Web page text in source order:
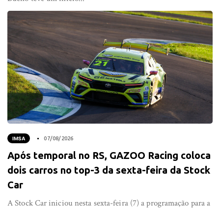
IMSA 07/08/2026
Após temporal no RS, GAZOO Racing coloca
dois carros no top-3 da sexta-feira da Stock
Car
A Stock Car iniciou nesta sexta-feira (7) a programação para a